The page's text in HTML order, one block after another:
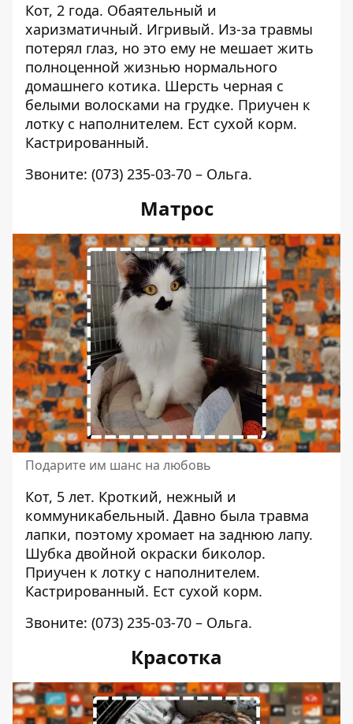
Кот, 2 года. Обаятельный и
харизматичный. Игривый. Из-за травмы
потерял глаз, но это ему не мешает жить
полноценной жизнью нормального
домашнего котика. Шерсть черная с
белыми волосками на грудке. Приучен к
лотку с наполнителем. Ест сухой корм.
Кастрированный.
Звоните: (073) 235-03-70 – Ольга.
Матрос
Подарите им шанс на любовь
Кот, 5 лет. Кроткий, нежный и
коммуникабельный. Давно была травма
лапки, поэтому хромает на заднюю лапу.
Шубка двойной окраски биколор.
Приучен к лотку с наполнителем.
Кастрированный. Ест сухой корм.
Звоните: (073) 235-03-70 – Ольга.
Красотка